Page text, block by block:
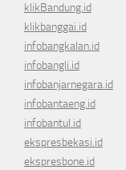
klikBandung.id
klikbanggai.id
infobangkalan.id
infobangli.id
infobanjarnegara.id
infobantaeng.id
infobantul.id
ekspresbekasi.id
ekspresbone.id